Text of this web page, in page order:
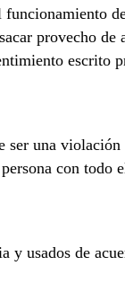
provecho de
escrito
ser una violación
con todo
y usados de